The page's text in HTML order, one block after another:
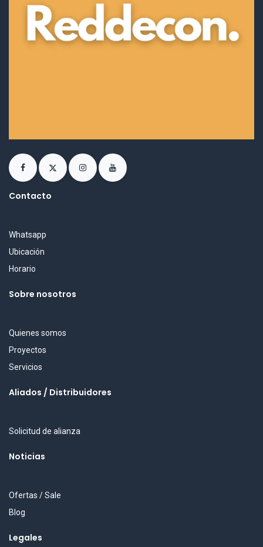
Contacto
Whatsapp
Ubicación
Horario
Sobre nosotros
Quienes somos
Proyectos
Servicios
Aliados / Distribuidores
Solicitud de alianza
Noticias
Ofertas / Sale
Blog
Legales